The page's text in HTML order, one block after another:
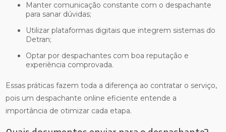
Manter comunicação constante com o despachante
para sanar dúvidas;
Utilizar plataformas digitais que integrem sistemas do
Detran;
Optar por despachantes com boa reputação e
experiência comprovada.
Essas práticas fazem toda a diferença ao contratar o serviço,
pois um despachante online eficiente entende a
importância de otimizar cada etapa.